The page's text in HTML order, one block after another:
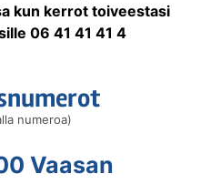
kun kerrot toiveestasi
06 41 41 41 4
numeroa)
Vaasan